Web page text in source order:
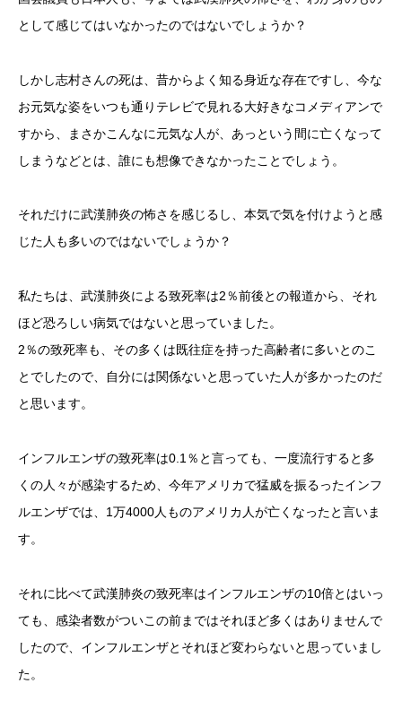
として感じてはいなかったのではないでしょうか？
しかし志村さんの死は、昔からよく知る身近な存在ですし、今な
お元気な姿をいつも通りテレビで見れる大好きなコメディアンで
すから、まさかこんなに元気な人が、あっという間に亡くなって
しまうなどとは、誰にも想像できなかったことでしょう。
それだけに武漢肺炎の怖さを感じるし、本気で気を付けようと感
じた人も多いのではないでしょうか？
私たちは、武漢肺炎による致死率は2％前後との報道から、それ
ほど恐ろしい病気ではないと思っていました。
2％の致死率も、その多くは既往症を持った高齢者に多いとのこ
とでしたので、自分には関係ないと思っていた人が多かったのだ
と思います。
インフルエンザの致死率は0.1％と言っても、一度流行すると多
くの人々が感染するため、今年アメリカで猛威を振るったインフ
ルエンザでは、1万4000人ものアメリカ人が亡くなったと言いま
す。
それに比べて武漢肺炎の致死率はインフルエンザの10倍とはいっ
ても、感染者数がついこの前まではそれほど多くはありませんで
したので、インフルエンザとそれほど変わらないと思っていまし
た。